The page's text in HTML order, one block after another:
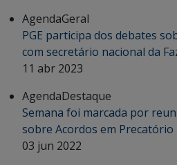
AgendaGeral
PGE participa dos debates
com secretário nacional da
11 abr 2023
AgendaDestaque
Semana foi marcada por
sobre Acordos em Precatório
03 jun 2022